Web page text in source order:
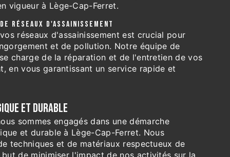
vigueur à Lège-Cap-Ferret.
RÉSEAUX D'ASSAINISSEMENT
réseaux d'assainissement est crucial pour
et de pollution. Notre équipe de
charge de la réparation et de l'entretien de vos
en vous garantissant un service rapide et
ET DURABLE
sommes engagés dans une démarche
et durable à Lège-Cap-Ferret. Nous
techniques et de matériaux respectueux de
de minimiser l'impact de nos activités sur la